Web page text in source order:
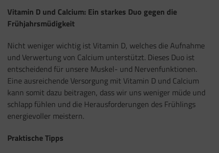
Vitamin D und Calcium: Ein starkes Duo gegen die
Frühjahrsmüdigkeit
Nicht weniger wichtig ist Vitamin D, welches die Aufnahme
und Verwertung von Calcium unterstützt. Dieses Duo ist
entscheidend für unsere Muskel- und Nervenfunktionen.
Eine ausreichende Versorgung mit Vitamin D und Calcium
kann somit dazu beitragen, dass wir uns weniger müde und
schlapp fühlen und die Herausforderungen des Frühlings
energievoller meistern.
Praktische Tipps